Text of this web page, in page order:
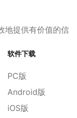
地提供有价值的信
软件下载
PC版
Android版
iOS版